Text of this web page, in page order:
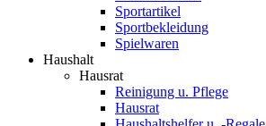
Sportartikel
Sportbekleidung
Spielwaren
Haushalt
Hausrat
Reinigung u. Pflege
Hausrat